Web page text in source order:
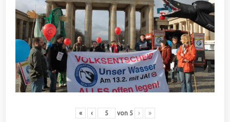
« ‹ von 5 › »